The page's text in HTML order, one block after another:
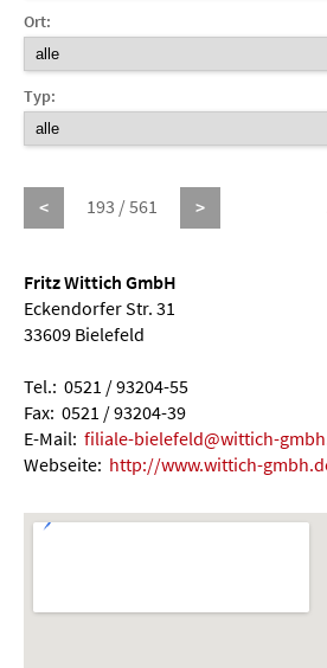
Ort:
Typ:
< 193 / 561 >
Fritz Wittich GmbH
Eckendorfer Str. 31
33609 Bielefeld
Tel.: 0521 / 93204-55
Fax: 0521 / 93204-39
E-Mail: filiale-bielefeld@wittich-
Webseite: http://www.wittich-